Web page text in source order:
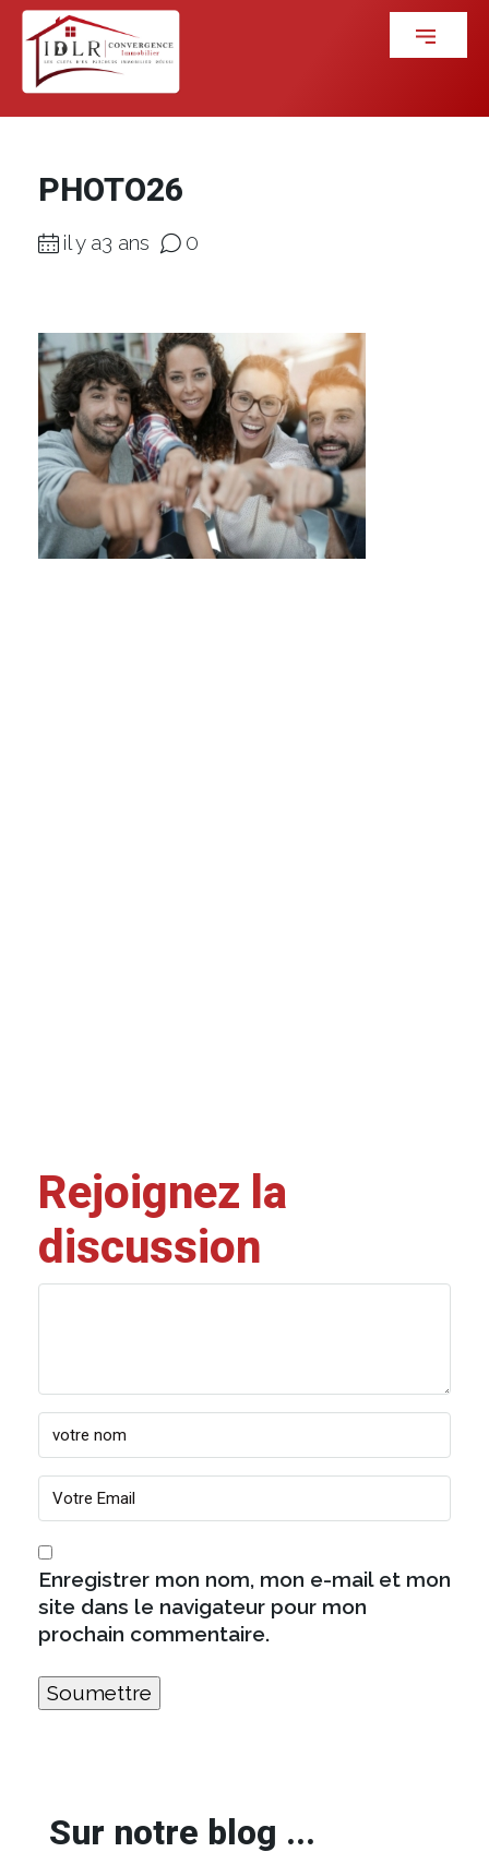
PHOTO26
il y a3 ans 0
Rejoignez la
discussion
Enregistrer mon nom, mon e-mail et mon
site dans le navigateur pour mon
prochain commentaire.
Sur notre blog ...